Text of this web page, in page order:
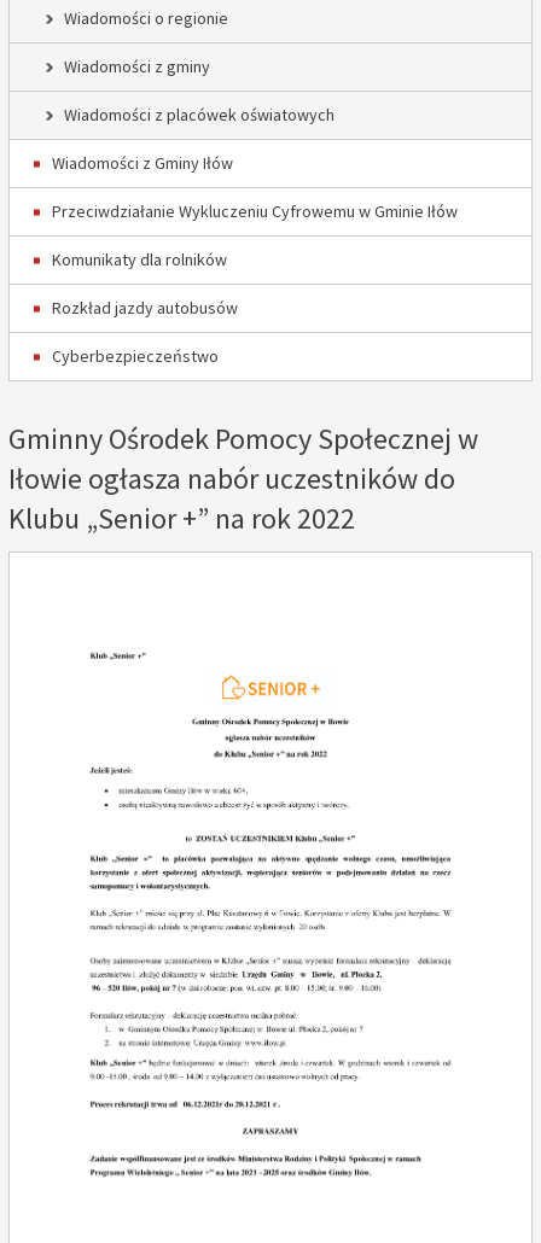
Wiadomości o regionie
Wiadomości z gminy
Wiadomości z placówek oświatowych
Wiadomości z Gminy Iłów
Przeciwdziałanie Wykluczeniu Cyfrowemu w Gminie Iłów
Komunikaty dla rolników
Rozkład jazdy autobusów
Cyberbezpieczeństwo
Gminny Ośrodek Pomocy Społecznej w
Iłowie ogłasza nabór uczestników do
Klubu „Senior +” na rok 2022